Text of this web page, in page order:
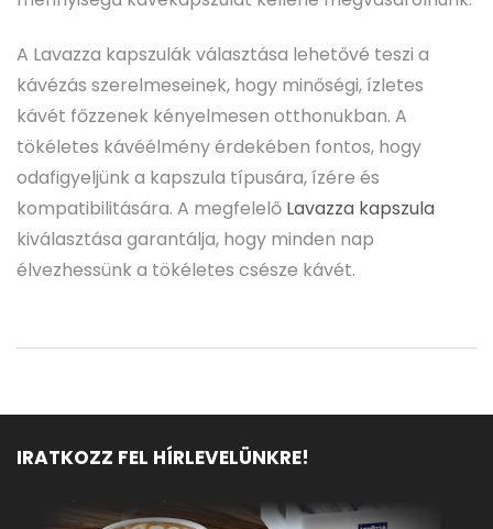
A Lavazza kapszulák választása lehetővé teszi a
kávézás szerelmeseinek, hogy minőségi, ízletes
kávét főzzenek kényelmesen otthonukban. A
tökéletes kávéélmény érdekében fontos, hogy
odafigyeljünk a kapszula típusára, ízére és
kompatibilitására. A megfelelő Lavazza kapszula
kiválasztása garantálja, hogy minden nap
élvezhessünk a tökéletes csésze kávét.
IRATKOZZ FEL HÍRLEVELÜNKRE!